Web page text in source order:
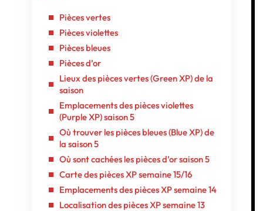
Pièces vertes
Pièces violettes
Pièces bleues
Pièces d’or
Lieux des pièces vertes (Green XP) de la
saison
Emplacements des pièces violettes
(Purple XP) saison 5
Où trouver les pièces bleues (Blue XP) de
la saison 5
Où sont cachées les pièces d’or saison 5
Carte des pièces XP semaine 15/16
Emplacements des pièces XP semaine 14
Localisation des pièces XP semaine 13